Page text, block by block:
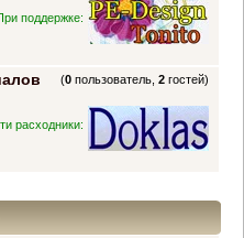
поддержке:
(0 пользователь,2 гостей)
расходники: